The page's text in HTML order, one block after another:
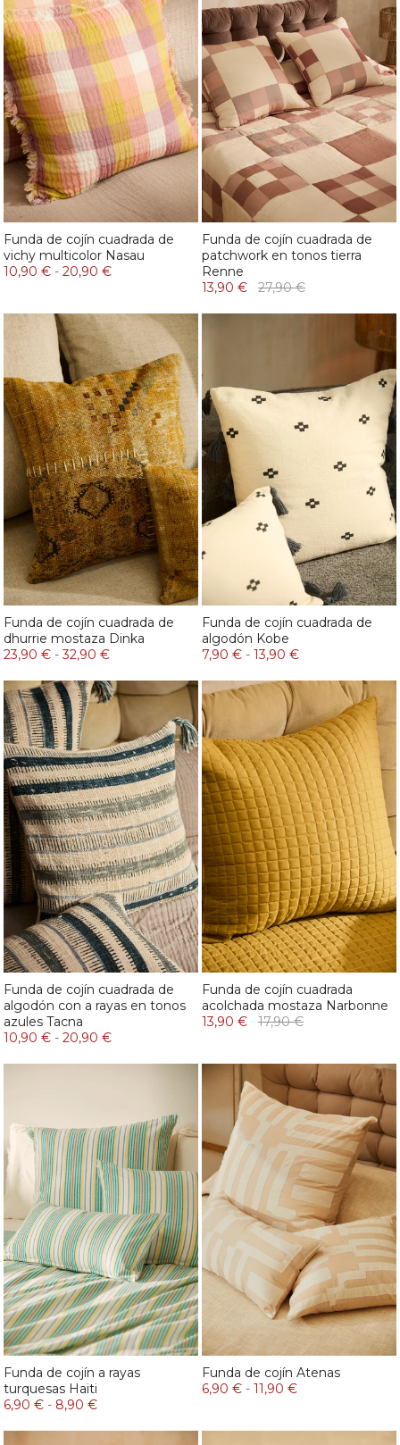
Funda de cojín cuadrada de
vichy multicolor Nasau
10,90 € - 20,90 €
Funda de cojín cuadrada de
patchwork en tonos tierra
Renne
13,90 €
27,90 €
Funda de cojín cuadrada de
dhurrie mostaza Dinka
23,90 € -32,90 €
Funda de cojín cuadrada de
algodón Kobe
7,90 € - 13,90 €
Funda de cojín cuadrada de
algodón con a rayas en tonos
azules Tacna
10,90 € - 20,90 €
Funda de cojín cuadrada
acolchada mostaza Narbonne
13,90 €
17,90 €
Funda de cojín a rayas
turquesas Haiti
6,90 € - 8,90 €
Funda de cojín Atenas
6,90 € - 11,90 €